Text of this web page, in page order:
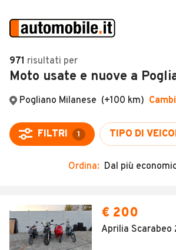
Auto
Auto usate
Auto Km 0
Auto Nuove
Noleggio a lungo termine
Moto
Camper
VENDI
MAGAZINE
ACCEDI
971 risultati per
Moto usate e nuove a
Ordina: Dal più
€ 200
Aprilia Scarabeo